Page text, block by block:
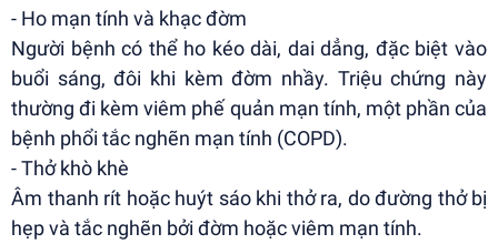
- Ho mạn tính và khạc đờm
Người bệnh có thể ho kéo dài, dai dẳng, đặc biệt vào
buổi sáng, đôi khi kèm đờm nhầy. Triệu chứng này
thường đi kèm viêm phế quản mạn tính, một phần của
bệnh phổi tắc nghẽn mạn tính (COPD).
- Thở khò khè
Âm thanh rít hoặc huýt sáo khi thở ra, do đường thở bị
hẹp và tắc nghẽn bởi đờm hoặc viêm mạn tính.